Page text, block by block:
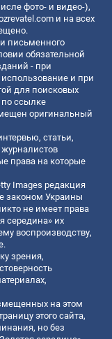
фото- и видео-),
и на всех
письменного
обязательной
- при
и при
для поисковых
по ссылке
оригинальный
статьи,
права на которые
Images редакция
законом Украины
не имеет права
середина» их
воспроизводству,
зрения,
на этом
этого сайта,
но без